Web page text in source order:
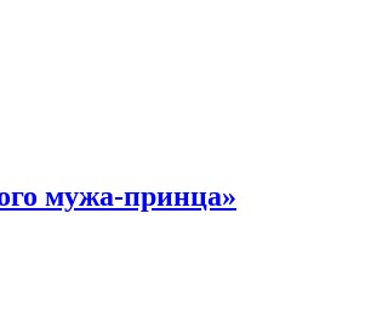
мужа-принца»